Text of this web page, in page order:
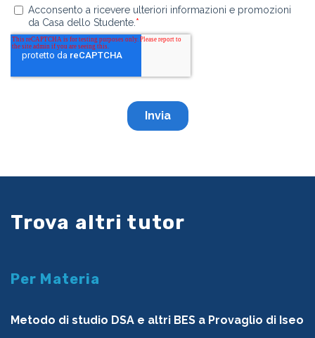
Trova altri tutor
Per Materia
Metodo di studio DSA e altri BES a Provaglio di Iseo